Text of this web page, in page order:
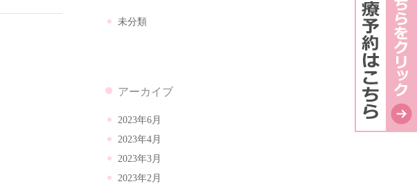
未分類
アーカイブ
2023年6月
2023年4月
2023年3月
2023年2月